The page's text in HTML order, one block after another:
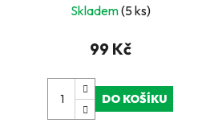
Skladem(5 ks)
99 Kč
DO KOŠÍKU